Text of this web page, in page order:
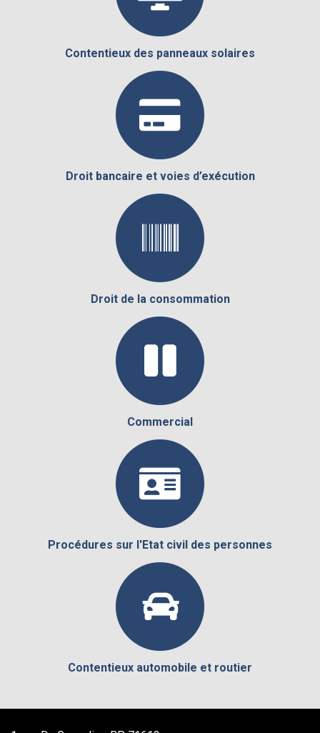
Contentieux des panneaux solaires
Droit bancaire et voies d’exécution
Droit de la consommation
Commercial
Procédures sur l'Etat civil des personnes
Contentieux automobile et routier